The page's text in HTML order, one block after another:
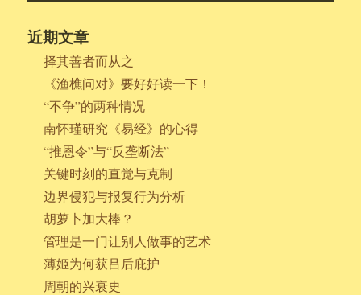
近期文章
择其善者而从之
《渔樵问对》要好好读一下！
“不争”的两种情况
南怀瑾研究《易经》的心得
“推恩令”与“反垄断法”
关键时刻的直觉与克制
边界侵犯与报复行为分析
胡萝卜加大棒？
管理是一门让别人做事的艺术
薄姬为何获吕后庇护
周朝的兴衰史